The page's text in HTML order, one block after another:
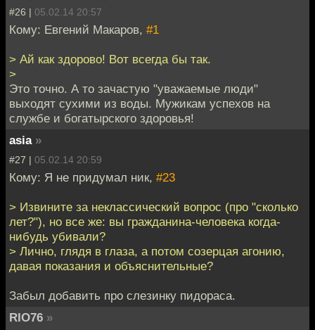
#26 | 05.02.14 20:57
Кому: Евгений Макаров, #1
> Ай как здорово! Вот всегда бы так.
>
Это точно. А то зачастую "уважаемые люди"
выходят сухими из воды. Мужикам успехов на
службе и богатырского здоровья!
asia »
#27 | 05.02.14 20:59
Кому: Я не придумал ник, #23
> Извините за неклассический вопрос (про "сколько
лет?"), но все же: вы гражданина-человека когда-
нибудь убивали?
> Лично, глядя в глаза, а потом созерцая агонию,
давая показания и объяснительные?
Забыл добавить про слезинку пидораса.
RIO76 »